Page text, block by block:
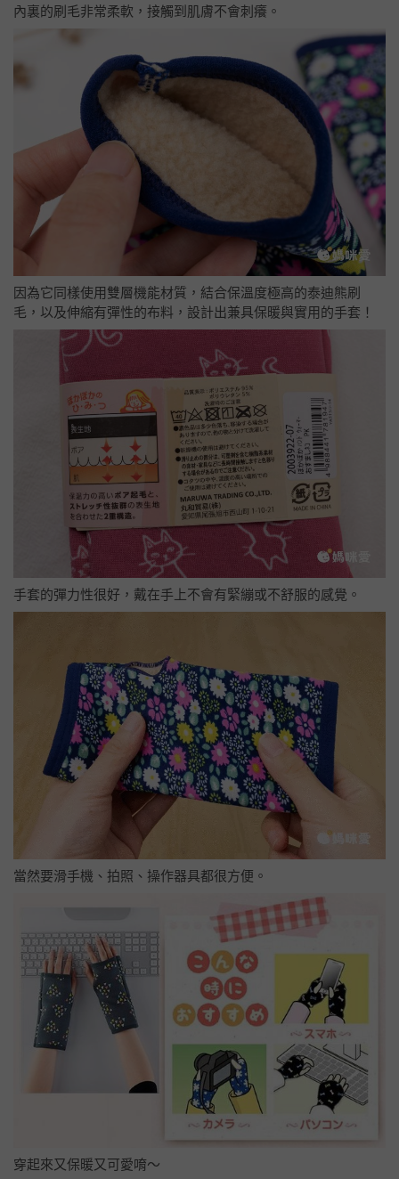
內裏的刷毛非常柔軟，接觸到肌膚不會刺癢。
因為它同樣使用雙層機能材質，結合保溫度極高的泰迪熊刷
毛，以及伸縮有彈性的布料，設計出兼具保暖與實用的手套！
手套的彈力性很好，戴在手上不會有緊繃或不舒服的感覺。
當然要滑手機、拍照、操作器具都很方便。
穿起來又保暖又可愛唷～